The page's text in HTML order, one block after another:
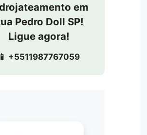
em
Pedro Doll SP!
Ligue agora!
📱 +5511987767059